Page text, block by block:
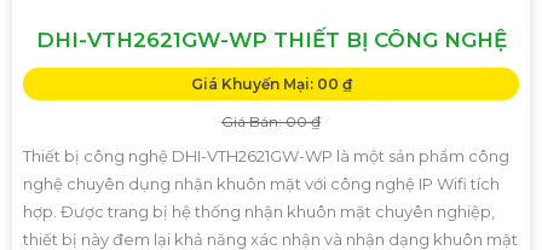
DHI-VTH2621GW-WP THIẾT BỊ CÔNG NGHỆ
Giá Khuyến Mại: 00 ₫
Giá Bán: 00 ₫
Thiết bị công nghệ DHI-VTH2621GW-WP là một sản phẩm công
nghệ chuyên dụng nhận khuôn mặt với công nghệ IP Wifi tích
hợp. Được trang bị hệ thống nhận khuôn mặt chuyên nghiệp,
thiết bị này đem lại khả năng xác nhận và nhận dạng khuôn mặt